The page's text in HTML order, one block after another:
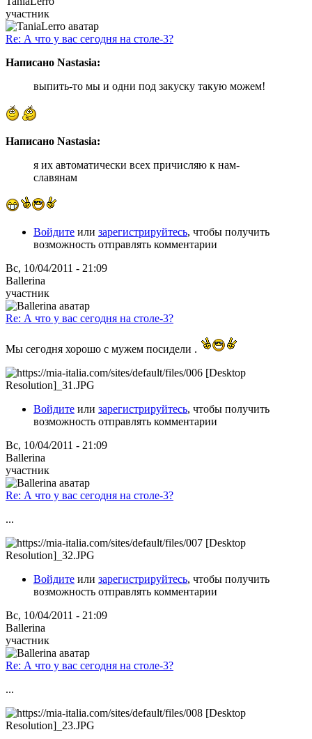
участник
Re: А что у вас сегодня на столе-3?
Написано Nastasia:
выпить-то мы и одни под закуску такую можем!
Написано Nastasia:
я их автоматически всех причисляю к нам-
славянам
Войдите или зарегистрируйтесь, чтобы получить
возможность отправлять комментарии
Вс, 10/04/2011 - 21:09
Ballerina
участник
Re: А что у вас сегодня на столе-3?
Мы сегодня хорошо с мужем посидели .
Войдите или зарегистрируйтесь, чтобы получить
возможность отправлять комментарии
Вс, 10/04/2011 - 21:09
Ballerina
участник
Re: А что у вас сегодня на столе-3?
...
Войдите или зарегистрируйтесь, чтобы получить
возможность отправлять комментарии
Вс, 10/04/2011 - 21:09
Ballerina
участник
Re: А что у вас сегодня на столе-3?
...